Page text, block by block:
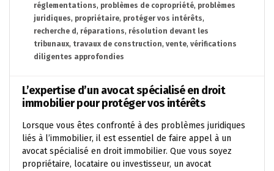
réglementations, problèmes de copropriété, problèmes
juridiques, propriétaire, protéger vos intérêts,
recherche d , réparations, résolution devant les
tribunaux, travaux de construction, vente, vérifications
diligentes approfondies
L’expertise d’un avocat spécialisé en droit
immobilier pour protéger vos intérêts
Lorsque vous êtes confronté à des problèmes juridiques
liés à l’immobilier, il est essentiel de faire appel à un
avocat spécialisé en droit immobilier. Que vous soyez
propriétaire, locataire ou investisseur, un avocat